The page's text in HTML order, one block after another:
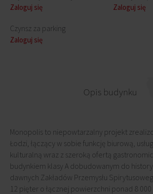
Zaloguj się
Czynsz za parking
Zaloguj się
Zaloguj się
Opis budynku
Monopolis to niepowtarzalny projekt
Łodzi, łączący w sobie funkcję biurową,
kulturalną wraz z szeroką ofertą
budynkiem klasy A dobudowanym do
dawnych Zakładów Przemysłu
12 pięter o łącznej powierzchni ponad 8 000